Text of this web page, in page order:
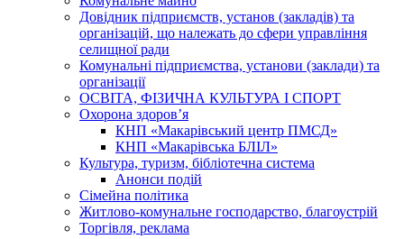
Довідник підприємств, установ (закладів) та
організацій, що належать до сфери управління
селищної ради
Комунальні підприємства, установи (заклади) та
організації
ОСВІТА, ФІЗИЧНА КУЛЬТУРА І СПОРТ
Охорона здоров’я
КНП «Макарівський центр ПМСД»
КНП «Макарівська БЛІЛ»
Культура, туризм, бібліотечна система
Анонси подій
Сімейна політика
Житлово-комунальне господарство, благоустрій
Торгівля, реклама